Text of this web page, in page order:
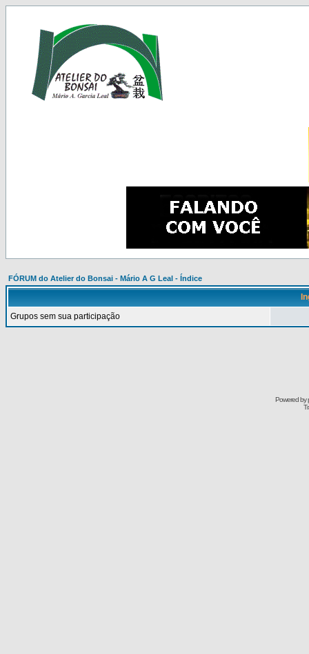
FÓRUM do Atelier do Bonsai - Mário A G Leal - Índice
Grupos sem sua participação
Powered by